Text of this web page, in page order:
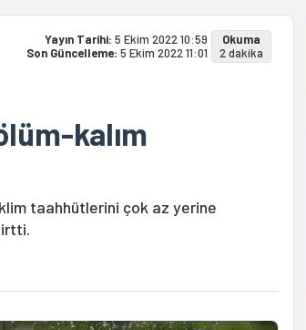
Yayın Tarihi: 5 Ekim 2022 10:59
Son Güncelleme: 5 Ekim 2022 11:01
Okuma
2 dakika
kalım
taahhütlerini çok az yerine